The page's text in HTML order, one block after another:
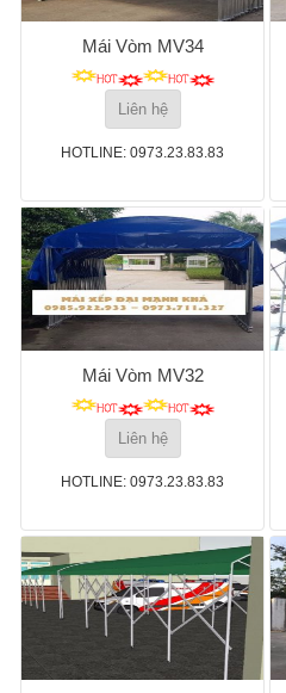
Mái Vòm MV34
Liên hệ
HOTLINE: 0973.23.83.83
Mái Vòm MV32
Liên hệ
HOTLINE: 0973.23.83.83